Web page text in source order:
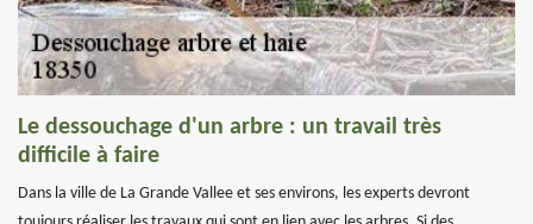
Le dessouchage d'un arbre : un travail très
difficile à faire
Dans la ville de La Grande Vallee et ses environs, les experts devront